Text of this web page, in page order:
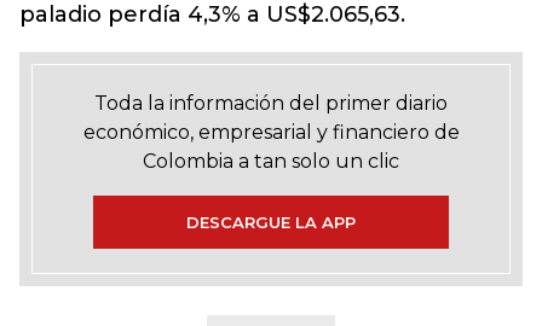
paladio perdía 4,3% a US$2.065,63.
Toda la información del primer diario
económico, empresarial y financiero de
Colombia a tan solo un clic
DESCARGUE LA APP